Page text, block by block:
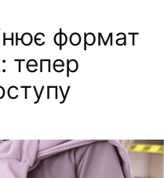
формат
тепер